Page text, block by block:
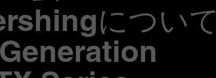
について